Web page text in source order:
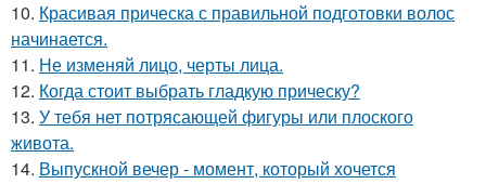
10. Красивая прическа с правильной подготовки волос
начинается.
11. Не изменяй лицо, черты лица.
12. Когда стоит выбрать гладкую прическу?
13. У тебя нет потрясающей фигуры или плоского
живота.
14. Выпускной вечер - момент, который хочется